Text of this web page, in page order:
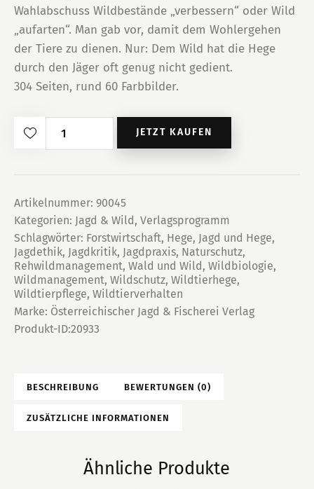
Wahlabschuss Wildbestände „verbessern“ oder Wild
„aufarten“. Man gab vor, damit dem Wohlergehen
der Tiere zu dienen. Nur: Dem Wild hat die Hege
durch den Jäger oft genug nicht gedient.
304 Seiten, rund 60 Farbbilder.
Hege
-
kritische
Betrachtung
Menge
JETZT KAUFEN
Artikelnummer: 90045
Kategorien: Jagd & Wild, Verlagsprogramm
Schlagwörter: Forstwirtschaft, Hege, Jagd und Hege,
Jagdethik, Jagdkritik, Jagdpraxis, Naturschutz,
Rehwildmanagement, Wald und Wild, Wildbiologie,
Wildmanagement, Wildschutz, Wildtierhege,
Wildtierpflege, Wildtierverhalten
Marke: Österreichischer Jagd & Fischerei Verlag
Produkt-ID:20933
BESCHREIBUNG BEWERTUNGEN (0)
ZUSÄTZLICHE INFORMATIONEN
Ähnliche Produkte